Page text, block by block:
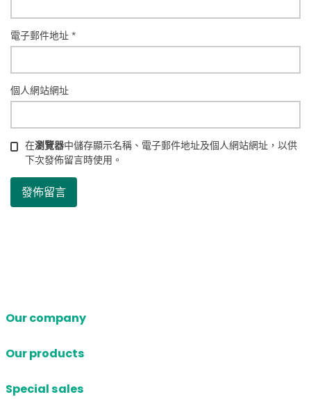
電子郵件地址*
個人網站網址
在瀏覽器中儲存顯示名稱、電子郵件地址及個人網站網址，以供
下次發佈留言時使用。
Our company
Our products
Special sales